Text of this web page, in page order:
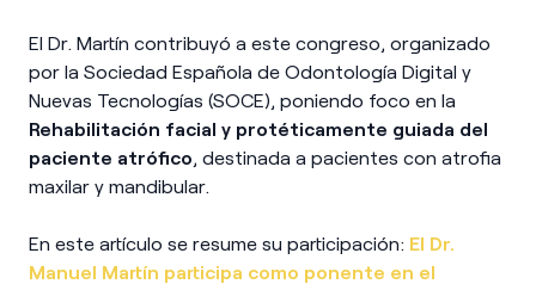
El Dr. Martín contribuyó a este congreso, organizado
por la Sociedad Española de Odontología Digital y
Nuevas Tecnologías (SOCE), poniendo foco en la
Rehabilitación facial y protéticamente guiada del
paciente atrófico, destinada a pacientes con atrofia
maxilar y mandibular.
En este artículo se resume su participación: El Dr.
Manuel Martín participa como ponente en el